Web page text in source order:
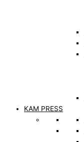
KAM PRESS